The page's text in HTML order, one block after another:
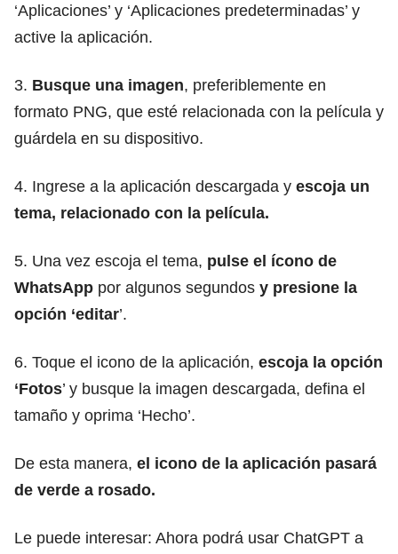
‘Aplicaciones’ y ‘Aplicaciones predeterminadas’ y
active la aplicación.
3. Busque una imagen, preferiblemente en
formato PNG, que esté relacionada con la película y
guárdela en su dispositivo.
4. Ingrese a la aplicación descargada y escoja un
tema, relacionado con la película.
5. Una vez escoja el tema, pulse el ícono de
WhatsApp por algunos segundos y presione la
opción ‘editar’.
6. Toque el icono de la aplicación, escoja la opción
‘Fotos’ y busque la imagen descargada, defina el
tamaño y oprima ‘Hecho’.
De esta manera, el icono de la aplicación pasará
de verde a rosado.
Le puede interesar: Ahora podrá usar ChatGPT a